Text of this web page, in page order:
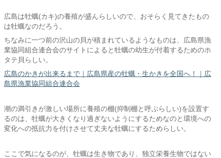
広島は牡蠣(カキ)の養殖が盛んらしいので、おそらく見てきたもの
は牡蠣なのだろう。
ちなみに一つ前の沢山の貝が積まれているようなものは、広島県漁
業協同組合連合会のサイトによると牡蠣の幼生が付着するためのホ
タテ貝らしい。
広島のかきが出来るまで｜広島県産の牡蠣・生かきを全国へ！｜広
島県漁業協同組合連合会
潮の満引きが激しい場所に養殖の棚(抑制棚と呼ぶらしい)を設置す
るのは、牡蠣が大きくなり過ぎないようにするためなのと環境への
変化への抵抗力を付けさせて丈夫な牡蠣にするためらしい。
ここで気になるのが、牡蠣は生き物であり、独立栄養生物ではない